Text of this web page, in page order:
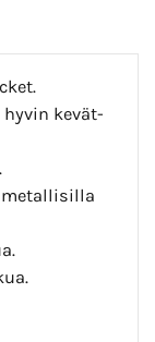
kevät-
metallisilla